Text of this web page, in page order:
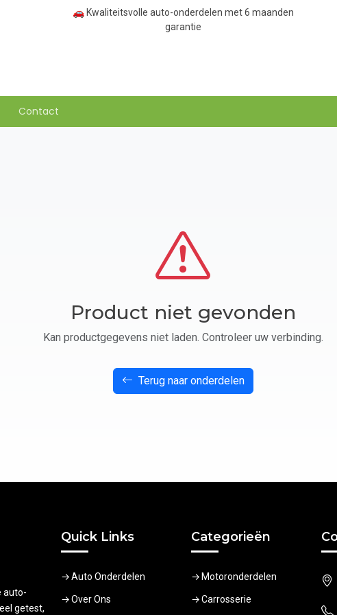
🚗 Kwaliteitsvolle auto-onderdelen met 6 maanden
garantie
Contact
Product niet gevonden
Kan productgegevens niet laden. Controleer uw verbinding.
Terug naar onderdelen
auto-
getest,
Quick Links
Auto Onderdelen
Over Ons
Categorieën
Motoronderdelen
Carrosserie